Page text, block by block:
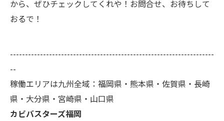
から、ぜひチェックしてくれや！お問合せ、お待ちして
おるで！
--------------------------------------------------------------------
--
稼働エリアは九州全域：福岡県・熊本県・佐賀県・長崎
県・大分県・宮崎県・山口県
カビバスターズ福岡